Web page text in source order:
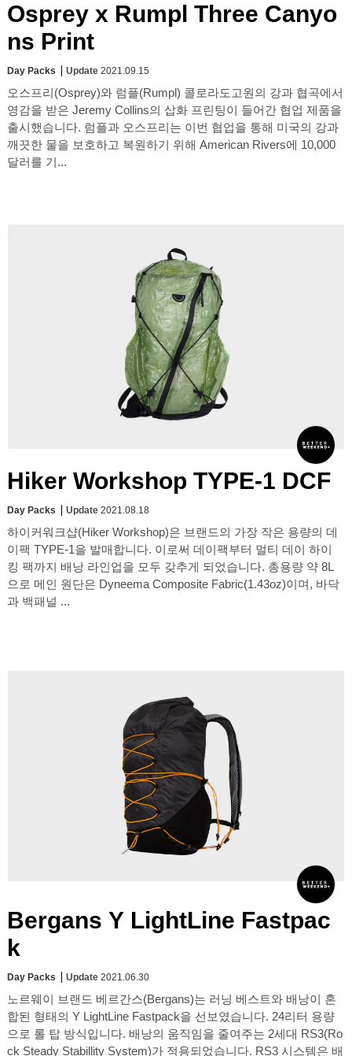
Osprey x Rumpl Three Canyo
ns Print
Day Packs Update 2021.09.15
오스프리(Osprey)와 럼플(Rumpl) 콜로라도고원의 강과 협곡에서
영감을 받은 Jeremy Collins의 삽화 프린팅이 들어간 협업 제품을
출시했습니다. 럼플과 오스프리는 이번 협업을 통해 미국의 강과
깨끗한 물을 보호하고 복원하기 위해 American Rivers에 10,000
달러를 기...
Hiker Workshop TYPE-1 DCF
Day Packs Update 2021.08.18
하이커워크샵(Hiker Workshop)은 브랜드의 가장 작은 용량의 데
이팩 TYPE-1을 발매합니다. 이로써 데이팩부터 멀티 데이 하이
킹 팩까지 배낭 라인업을 모두 갖추게 되었습니다. 총용량 약 8L
으로 메인 원단은 Dyneema Composite Fabric(1.43oz)이며, 바닥
과 백패널 ...
Bergans Y LightLine Fastpac
k
Day Packs Update 2021.06.30
노르웨이 브랜드 베르간스(Bergans)는 러닝 베스트와 배낭이 혼
합된 형태의 Y LightLine Fastpack을 선보였습니다. 24리터 용량
으로 롤 탑 방식입니다. 배낭의 움직임을 줄여주는 2세대 RS3(Ro
ck Steady Stabillity System)가 적용되었습니다. RS3 시스템은 배